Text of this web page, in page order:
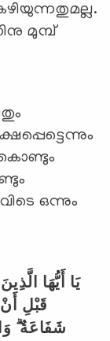
മുമ്പ്
ഒന്നും
يَا أَيُّهَا
قَبْلِ أَنْ
شَفَاعَةٌ